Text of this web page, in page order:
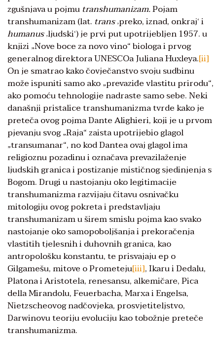
zgušnjava u pojmu transhumanizam.Pojam
transhumanizam (lat. trans‚preko, iznad, onkraj‘ i
humanus‚ljudski‘) je prvi put upotrijebljen 1957. u
knjizi „Nove boce za novo vino“ biologa i prvog
generalnog direktora UNESCOa Juliana Huxleya.[ii]
On je smatrao kako čovječanstvo svoju sudbinu
može ispuniti samo ako „prevaziđe vlastitu prirodu“,
ako pomoću tehnologije nadraste samo sebe. Neki
današnji pristalice transhumanizma tvrde kako je
preteča ovog pojma Dante Alighieri, koji je u prvom
pjevanju svog „Raja“ zaista upotrijebio glagol
„transumanar“, no kod Dantea ovaj glagol ima
religioznu pozadinu i označava prevazilaženje
ljudskih granica i postizanje mističnog sjedinjenja s
Bogom. Drugi u nastojanju oko legitimacije
transhumanizma razvijaju čitavu osnivačku
mitologiju ovog pokreta i predstavljaju
transhumanizam u širem smislu pojma kao svako
nastojanje oko samopoboljšanja i prekoračenja
vlastitih tjelesnih i duhovnih granica, kao
antropološku konstantu, te prisvajaju ep o
Gilgamešu, mitove o Prometeju[iii], Ikaru i Dedalu,
Platona i Aristotela, renesansu, alkemičare, Pica
della Mirandolu, Feuerbacha, Marxa i Engelsa,
Nietzscheovog nadčovjeka, prosvjetiteljstvo,
Darwinovu teoriju evoluciju kao tobožnje preteče
transhumanizma.